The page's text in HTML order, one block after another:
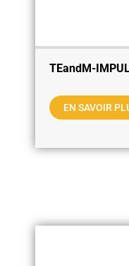
TEandM-
EN SAVOIR